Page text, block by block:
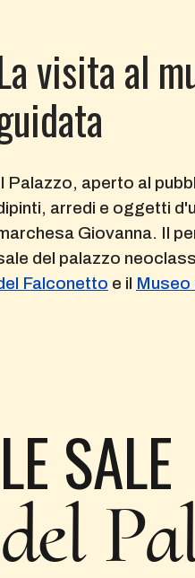
visita al
Palazzo, aperto al
arredi e oggetti
Giovanna. Il
del palazzo
Falconetto e il Museo
LE SALE
del